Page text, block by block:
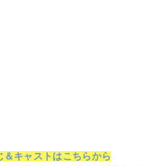
キャストはこちらから